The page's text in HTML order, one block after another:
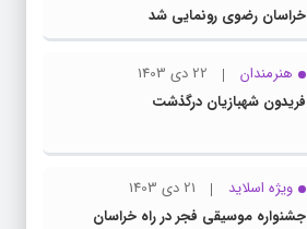
خراسان رضوی رونمایی شد
هنرمندان
22 دی 1403
فریدون شهبازیان درگذشت
ویژه اسلاید
21 دی 1403
جشنواره موسیقی فجر در راه خراسان